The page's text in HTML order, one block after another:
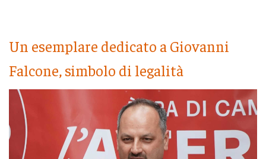
Un esemplare dedicato a Giovanni
Falcone, simbolo di legalità